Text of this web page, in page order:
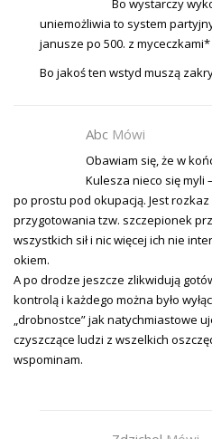
Bo wystarczy
uniemożliwia to system
janusze po 500. z
Bo jakoś ten wstyd muszą
Abc Mówi
Obawiam się, że w
Kulesza nieco się myli
po prostu pod okupacją. Jest rozkaz
przygotowania tzw. szczepionek
wszystkich sił i nic więcej ich nie
okiem.
A po drodze jeszcze zlikwidują
kontrolą i każdego można było
„drobnostce” jak natychmiastowe
czyszczące ludzi z wszelkich
wspominam.